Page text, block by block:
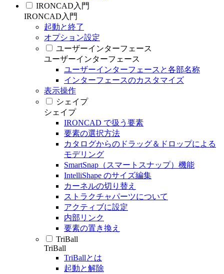
IRONCAD入門
IRONCAD入門
起動と終了
オプション設定
ユーザーインターフェース
ユーザーインターフェース
ユーザーインターフェースと各部名称
インターフェースのカスタマイズ
表示操作
シェイプ
シェイプ
IRONCAD で扱う要素
要素の選択方法
カタログからのドラッグ＆ドロップによる
モデリング
SmartSnap（スマートスナップ）機能
IntelliShape のサイズ編集
カーネルの切り替え
ストラクチャパーツについて
アクティブに設定
内部リンク
要素の置き換え
TriBall
TriBall
TriBallとは
起動と解除